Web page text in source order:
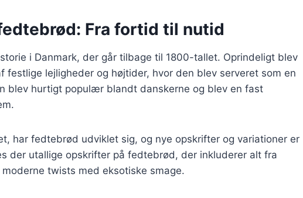
Fra fortid til nutid
i Danmark, der går tilbage til 1800-tallet. Oprindeligt blev
festlige lejligheder og højtider, hvor den blev serveret som en
blev hurtigt populær blandt danskerne og blev en fast
har fedtebrød udviklet sig, og nye opskrifter og variationer er
der utallige opskrifter på fedtebrød, der inkluderer alt fra
twists med eksotiske smage.